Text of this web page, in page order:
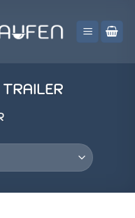
TRAILER